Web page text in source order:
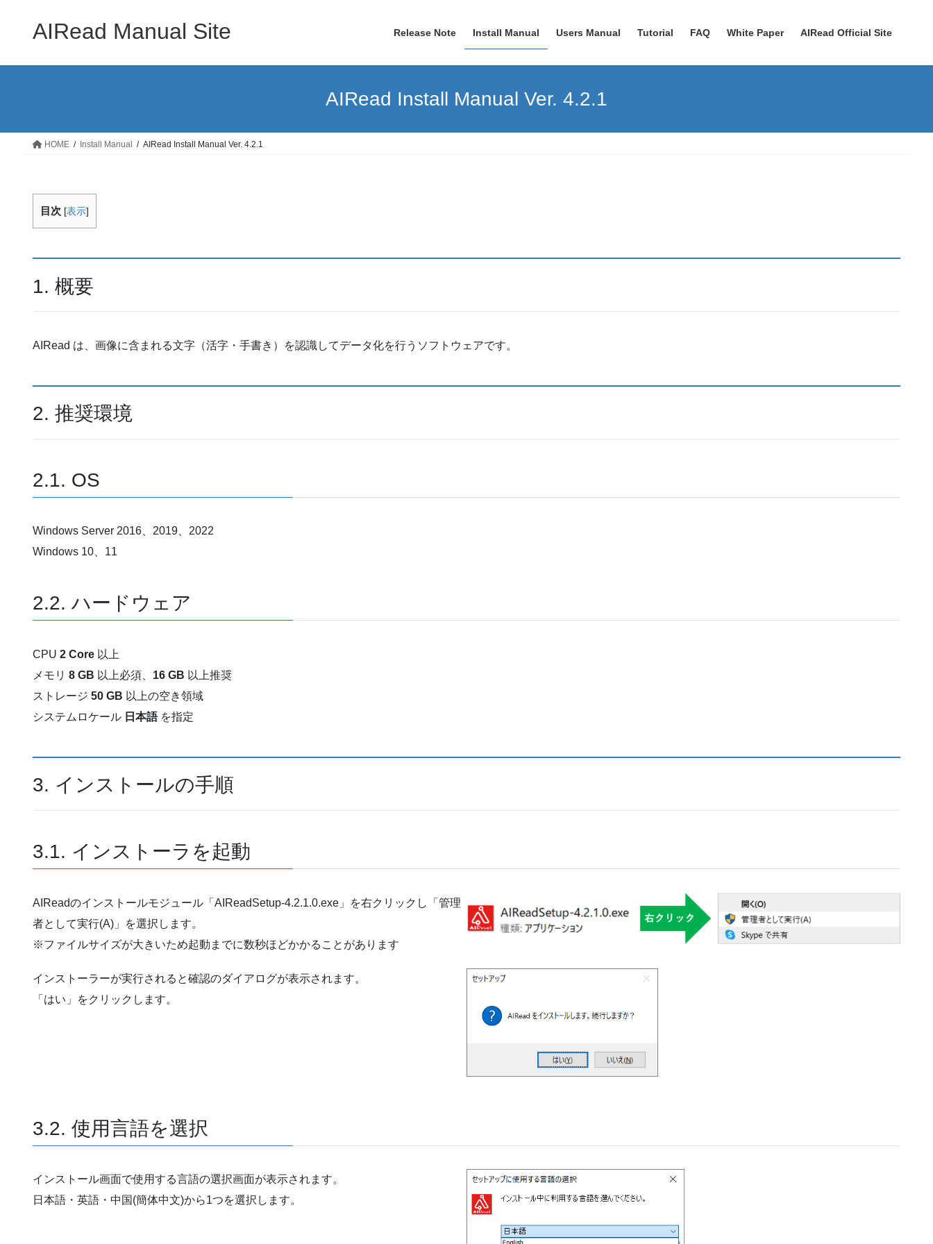
AIRead Manual Site Release Note Install Manual Users Manual Tutorial FAQ White Paper AIRead Official Site
AIRead Install Manual Ver. 4.2.1
HOME Install Manual AIRead Install Manual Ver. 4.2.1
目次 [表示]
1. 概要
AIRead は、画像に含まれる文字（活字・手書き）を認識してデータ化を行うソフトウェアです。
2. 推奨環境
2.1. OS
Windows Server 2016、2019、2022
Windows 10、11
2.2. ハードウェア
CPU 2 Core 以上
メモリ 8 GB 以上必須、 16 GB 以上推奨
ストレージ 50 GB 以上の空き領域
システムロケール 日本語を指定
3. インストールの手順
3.1. インストーラを起動
AIReadのインストールモジュール「AIReadSetup-4.2.1.0.exe」を右クリックし「管理
者として実行(A)」を選択します。
※ファイルサイズが大きいため起動までに数秒ほどかかることがあります
インストーラーが実行されると確認のダイアログが表示されます。
「はい」をクリックします。
3.2. 使用言語を選択
インストール画面で使用する言語の選択画面が表示されます。
日本語・英語・中国(簡体中文)から1つを選択します。